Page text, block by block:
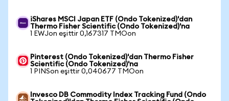
iShares MSCI Japan ETF (Ondo Tokenized)'dan
Thermo Fisher Scientific (Ondo Tokenized)'na
1 EWJon eşittir 0,167317 TMOon
Pinterest (Ondo Tokenized)'dan Thermo Fisher
Scientific (Ondo Tokenized)'na
1 PINSon eşittir 0,040677 TMOon
Invesco DB Commodity Index Tracking Fund (Ondo